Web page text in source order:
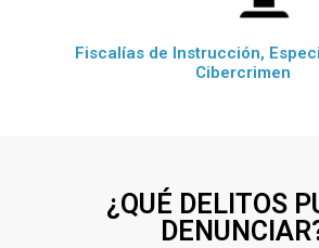
Fiscalías de Instrucción,
Cibercrimen
¿QUÉ DELITOS